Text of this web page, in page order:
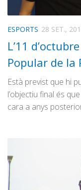
ESPORTS 28 SET.,
L’11
Popular de la
Està previst que hi
l’objectiu final és
cara a anys